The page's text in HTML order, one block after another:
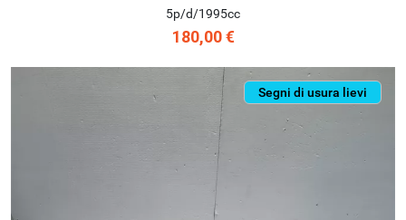
5p/d/1995cc
180,00 €
Segni di usura lievi